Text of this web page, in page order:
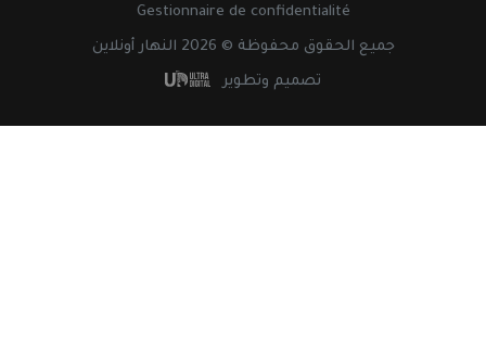
Gestionnaire de confidentialité
جميع الحقوق محفوظة © 2026 النهار أونلاين
تصميم وتطوير